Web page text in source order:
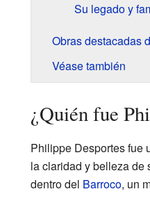
Su legado y
Obras destacadas
Véase también
¿Quién fue
Philippe Desportes fue
la claridad y belleza de
dentro del Barroco, un